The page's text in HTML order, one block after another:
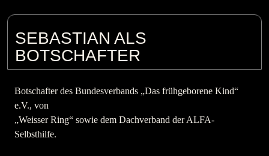
SEBASTIAN ALS
BOTSCHAFTER
Botschafter des Bundesverbands „Das frühgeborene Kind“
e.V., von
„Weisser Ring“ sowie dem Dachverband der ALFA-
Selbsthilfe.